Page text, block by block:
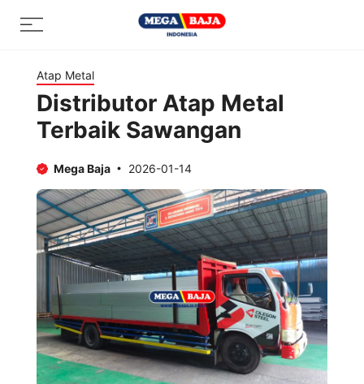
Menu
Atap Metal
Distributor Atap Metal
Terbaik Sawangan
Mega Baja 2026-01-14